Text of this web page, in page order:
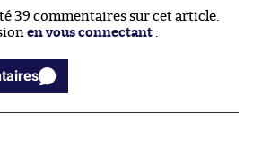
39 commentaires sur cet article.
en vous connectant